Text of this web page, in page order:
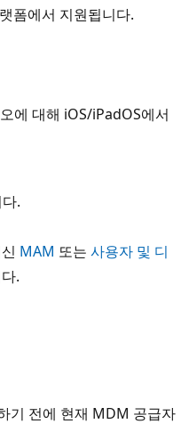
폼에서 지원됩니다.
에 대해 iOS/iPadOS에서
.
MAM 또는 사용자 및 디
.
기 전에 현재 MDM 공급자